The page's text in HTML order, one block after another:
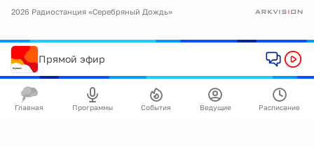
2026 Радиостанция «Серебряный Дождь»
Прямой эфир
Главная Программы События Ведущие Расписание